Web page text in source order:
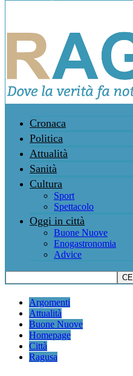
Cronaca
Politica
Attualità
Sanità
Cultura
Sport
Spettacolo
Oggi in città
Buone Nuove
Enogastronomia
Advice
Argomenti
Attualità
Buone Nuove
Homepage
Città
Ragusa